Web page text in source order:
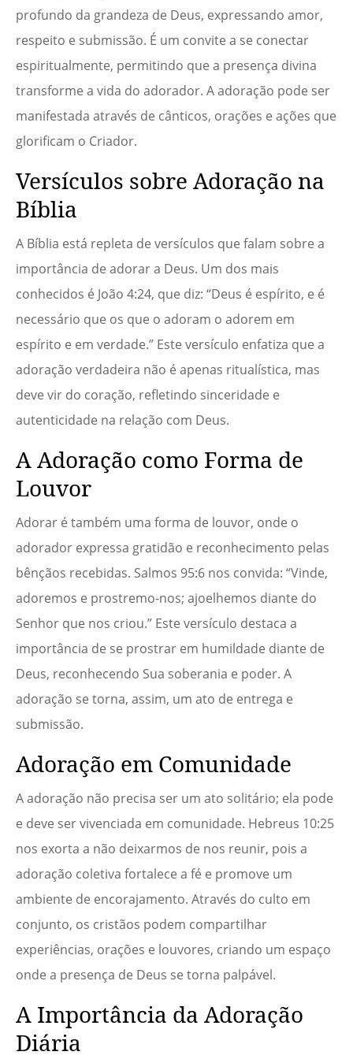
profundo da grandeza de Deus, expressando amor,
respeito e submissão. É um convite a se conectar
espiritualmente, permitindo que a presença divina
transforme a vida do adorador. A adoração pode ser
manifestada através de cânticos, orações e ações que
glorificam o Criador.
Versículos sobre Adoração na
Bíblia
A Bíblia está repleta de versículos que falam sobre a
importância de adorar a Deus. Um dos mais
conhecidos é João 4:24, que diz: “Deus é espírito, e é
necessário que os que o adoram o adorem em
espírito e em verdade.” Este versículo enfatiza que a
adoração verdadeira não é apenas ritualística, mas
deve vir do coração, refletindo sinceridade e
autenticidade na relação com Deus.
A Adoração como Forma de
Louvor
Adorar é também uma forma de louvor, onde o
adorador expressa gratidão e reconhecimento pelas
bênçãos recebidas. Salmos 95:6 nos convida: “Vinde,
adoremos e prostremo-nos; ajoelhemos diante do
Senhor que nos criou.” Este versículo destaca a
importância de se prostrar em humildade diante de
Deus, reconhecendo Sua soberania e poder. A
adoração se torna, assim, um ato de entrega e
submissão.
Adoração em Comunidade
A adoração não precisa ser um ato solitário; ela pode
e deve ser vivenciada em comunidade. Hebreus 10:25
nos exorta a não deixarmos de nos reunir, pois a
adoração coletiva fortalece a fé e promove um
ambiente de encorajamento. Através do culto em
conjunto, os cristãos podem compartilhar
experiências, orações e louvores, criando um espaço
onde a presença de Deus se torna palpável.
A Importância da Adoração
Diária